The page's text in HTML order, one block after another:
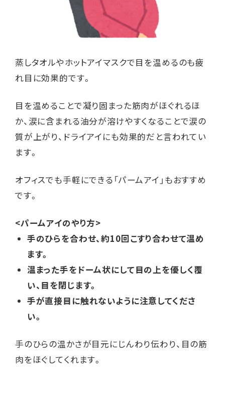
蒸しタオルやホットアイマスクで目を温めるのも疲
れ目に効果的です。
目を温めることで凝り固まった筋肉がほぐれるほ
か、涙に含まれる油分が溶けやすくなることで涙の
質が上がり、ドライアイにも効果的だと言われてい
ます。
オフィスでも手軽にできる「パームアイ」もおすすめ
です。
<パームアイのやり方>
手のひらを合わせ、約10回こすり合わせて温め
ます。
温まった手をドーム状にして目の上を優しく覆
い、目を閉じます。
手が直接目に触れないように注意してくださ
い。
手のひらの温かさが目元にじんわり伝わり、目の筋
肉をほぐしてくれます。